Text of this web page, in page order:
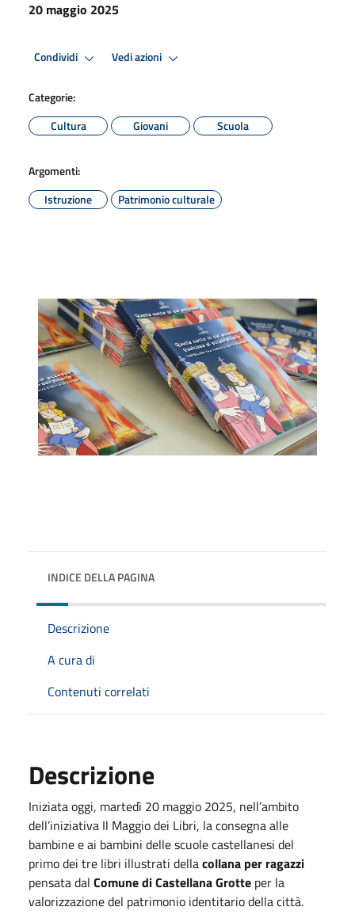
20 maggio 2025
Condividi Vedi azioni
Categorie:
Cultura
Giovani Scuola
Argomenti:
Istruzione
Patrimonio culturale
INDICE DELLA PAGINA
Descrizione
A cura di
Contenuti correlati
Descrizione
Iniziata oggi, martedì 20 maggio 2025, nell’ambito
dell’iniziativa Il Maggio dei Libri, la consegna alle
bambine e ai bambini delle scuole castellanesi del
primo dei tre libri illustrati dellacollana per ragazzi
pensata dal Comune di Castellana Grotte per la
valorizzazione del patrimonio identitario della città.